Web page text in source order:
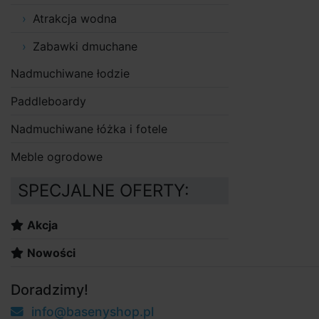
Atrakcja wodna
Zabawki dmuchane
Nadmuchiwane łodzie
Paddleboardy
Nadmuchiwane łóżka i fotele
Meble ogrodowe
SPECJALNE OFERTY:
Akcja
Nowości
Doradzimy!
info@basenyshop.pl